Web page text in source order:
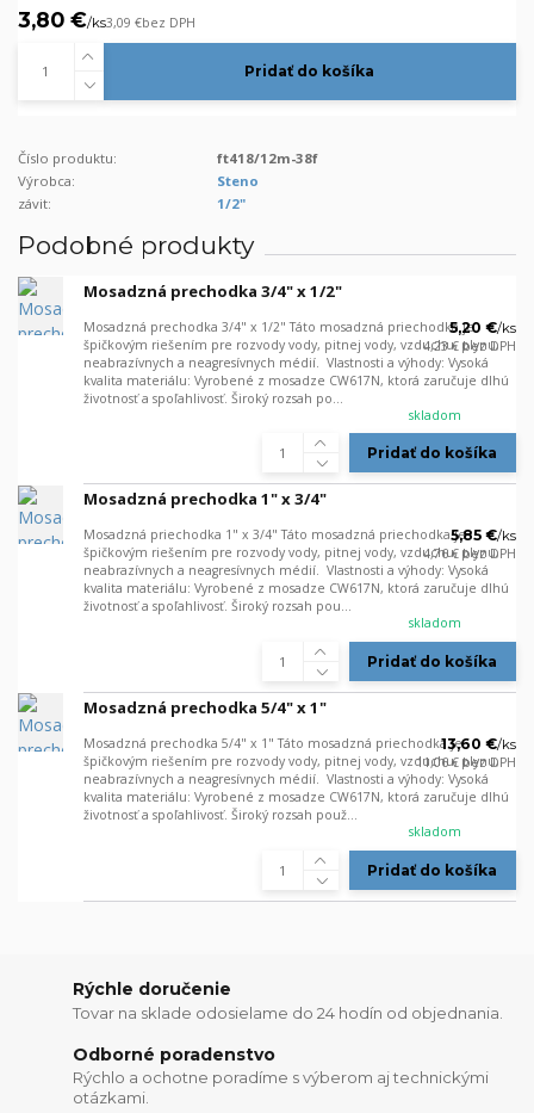
3,80 €/ks3,09 €bez DPH
Pridať do košíka
Číslo produktu:
ft418/12m-38f
Výrobca:
Steno
závit:
1/2"
Podobné produkty
Mosadzná prechodka 3/4" x 1/2"
Mosadzná prechodka 3/4" x 1/2" Táto mosadzná priechodka je
špičkovým riešením pre rozvody vody, pitnej vody, vzduchu, plynu,
neabrazívnych a neagresívnych médií. Vlastnosti a výhody: Vysoká
kvalita materiálu: Vyrobené z mosadze CW617N, ktorá zaručuje dlhú
životnosť a spoľahlivosť. Široký rozsah po...
5,20 €/ks
4,23 € bez DPH
skladom
Pridať do košíka
Mosadzná prechodka 1" x 3/4"
Mosadzná priechodka 1" x 3/4" Táto mosadzná priechodka je
špičkovým riešením pre rozvody vody, pitnej vody, vzduchu, plynu,
neabrazívnych a neagresívnych médií. Vlastnosti a výhody: Vysoká
kvalita materiálu: Vyrobené z mosadze CW617N, ktorá zaručuje dlhú
životnosť a spoľahlivosť. Široký rozsah pou...
5,85 €/ks
4,76 € bez DPH
skladom
Pridať do košíka
Mosadzná prechodka 5/4" x 1"
Mosadzná prechodka 5/4" x 1" Táto mosadzná priechodka je
špičkovým riešením pre rozvody vody, pitnej vody, vzduchu, plynu,
neabrazívnych a neagresívnych médií. Vlastnosti a výhody: Vysoká
kvalita materiálu: Vyrobené z mosadze CW617N, ktorá zaručuje dlhú
životnosť a spoľahlivosť. Široký rozsah použ...
13,60 €/ks
11,06 € bez DPH
skladom
Pridať do košíka
Rýchle doručenie
Tovar na sklade odosielame do 24 hodín od objednania.
Odborné poradenstvo
Rýchlo a ochotne poradíme s výberom aj technickými
otázkami.